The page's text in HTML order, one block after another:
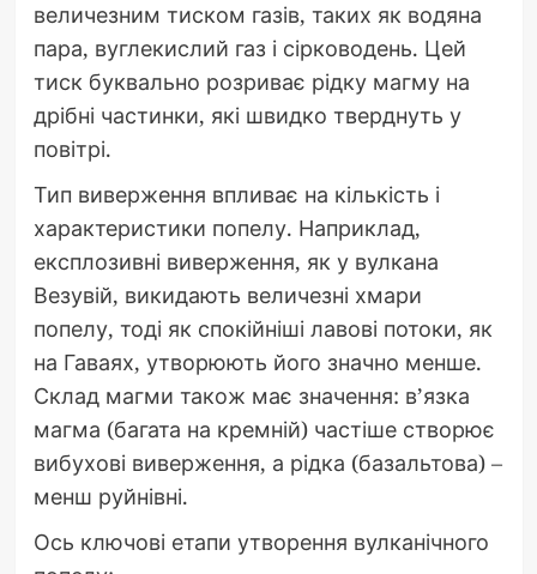
величезним тиском газів, таких як водяна
пара, вуглекислий газ і сірководень. Цей
тиск буквально розриває рідку магму на
дрібні частинки, які швидко тверднуть у
повітрі.
Тип виверження впливає на кількість і
характеристики попелу. Наприклад,
експлозивні виверження, як у вулкана
Везувій, викидають величезні хмари
попелу, тоді як спокійніші лавові потоки, як
на Гаваях, утворюють його значно менше.
Склад магми також має значення: в’язка
магма (багата на кремній) частіше створює
вибухові виверження, а рідка (базальтова) –
менш руйнівні.
Ось ключові етапи утворення вулканічного